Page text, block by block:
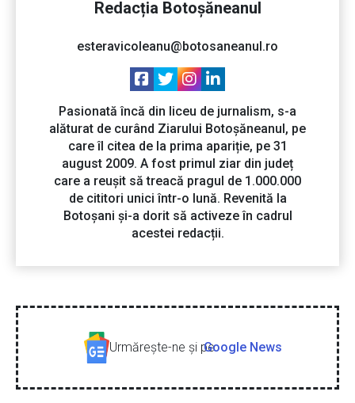
Redacția Botoșăneanul
esteravicoleanu@botosaneanul.ro
Pasionată încă din liceu de jurnalism, s-a
alăturat de curând Ziarului Botoșăneanul, pe
care îl citea de la prima apariție, pe 31
august 2009. A fost primul ziar din județ
care a reușit să treacă pragul de 1.000.000
de cititori unici într-o lună. Revenită la
Botoșani și-a dorit să activeze în cadrul
acestei redacții.
Urmăreşte-ne şi peGoogle News